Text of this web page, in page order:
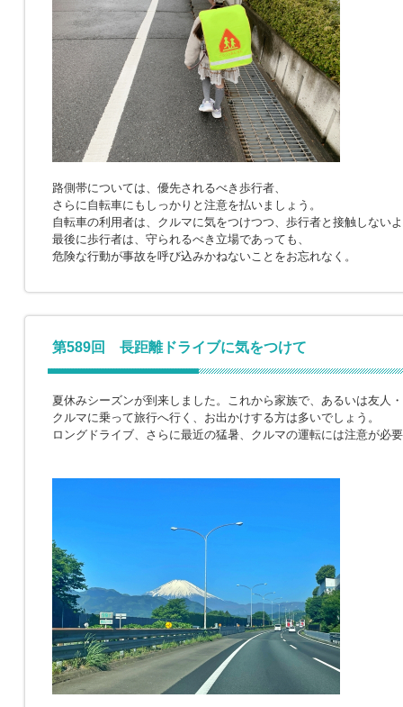
路側帯については、優先されるべき歩行者、
さらに自転車にもしっかりと注意を払いましょう。
自転車の利用者は、クルマに気をつけつつ、歩行者と接触しない
最後に歩行者は、守られるべき立場であっても、
危険な行動が事故を呼び込みかねないことをお忘れなく。
第589回 長距離ドライブに気をつけて
夏休みシーズンが到来しました。これから家族で、あるいは友人
クルマに乗って旅行へ行く、お出かけする方は多いでしょう。
ロングドライブ、さらに最近の猛暑、クルマの運転には注意が必